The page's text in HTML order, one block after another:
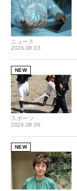
ニュース
2026.08.03
NEW
スポーツ
2026.08.06
NEW